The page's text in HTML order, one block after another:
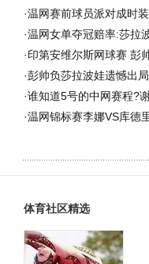
·温网赛前球员派对成时
·温网女单夺冠赔率:莎拉
·印第安维尔斯网球赛 彭
·彭帅负莎拉波娃遗憾出
·谁知道5号的中网赛程?
·温网锦标赛李娜VS库德
体育社区精选